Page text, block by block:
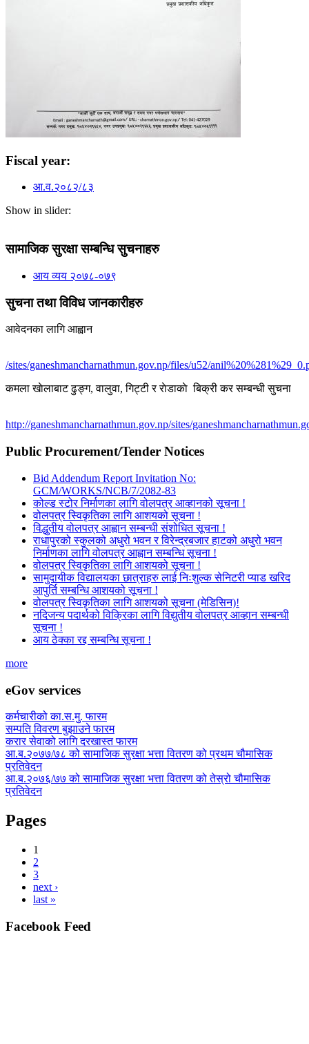
Fiscal year:
आ.व.२०८२/८३
Show in slider:
सामाजिक सुरक्षा सम्बन्धि सुचनाहरु
आय व्यय २०७८-०७९
सुचना तथा विविध जानकारीहरु
आवेदनका लागि आह्वान
/sites/ganeshmancharnathmun.gov.np/files/u52/
कमला खाेलाबाट ढु‌ङ्ग, वालुवा, गिट्टी र राेडाकाे बिक्री कर सम्बन्धी सुचना
http://ganeshmancharnathmun.gov.np/sites/
Public Procurement/Tender Notices
Bid Addendum Report Invitation No:
GCM/WORKS/NCB/7/2082-83
कोल्ड स्टोर निर्माणका लागि वोलपत्र आव्हानको सूचना !
वोलपत्र स्विकृतिका लागि आशयको सूचना !
विद्धुतीय वोलपत्र आह्वान सम्बन्धी संशोधित सूचना !
राधापुरको स्कुलको अधुरो भवन र विरेन्द्रबजार हाटको अधुरो भवन
निर्माणका लागि वोलपत्र आह्वान सम्बन्धि सूचना !
वोलपत्र स्विकृतिका लागि आशयको सूचना !
सामुदायीक विद्यालयका छात्राहरु लाई निःशुल्क सेनिटरी प्याड खरिद
आपुर्ति सम्बन्धि आशयको सूचना !
वोलपत्र स्विकृतिका लागि आशयको सूचना (मेडिसिन)!
नदिजन्य पदार्थको विक्रिका लागि विद्युतीय वोलपत्र आव्हान सम्बन्धी
सूचना !
आय ठेक्का रद्द सम्बन्धि सूचना !
more
eGov services
कर्मचारीको का.स.मु. फारम
सम्पति विवरण बुझाउने फारम
करार सेवाको लागि दरखास्त फारम
आ.ब.२०७७/७८ को सामाजिक सुरक्षा भत्ता वितरण को प्रथम चौमासिक
प्रतिवेदन
आ.ब.२०७६/७७ को सामाजिक सुरक्षा भत्ता वितरण को तेस्रो चौमासिक
प्रतिवेदन
Pages
1
2
3
next ›
last »
Facebook Feed